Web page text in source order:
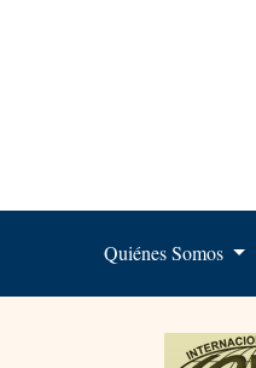
Quiénes Somos